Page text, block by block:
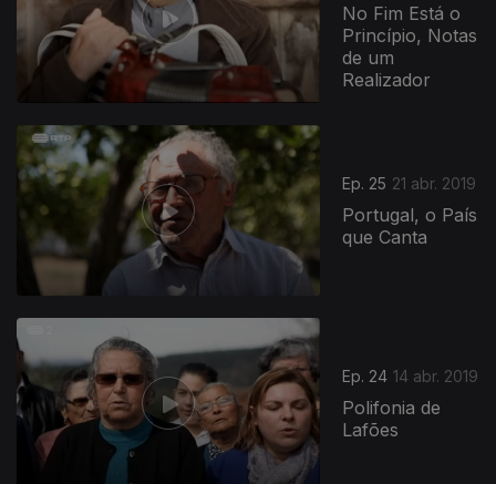
No Fim Está o
Princípio, Notas
de um
Realizador
Ep. 25 21 abr. 2019
Portugal, o País
que Canta
Ep. 24 14 abr. 2019
Polifonia de
Lafões